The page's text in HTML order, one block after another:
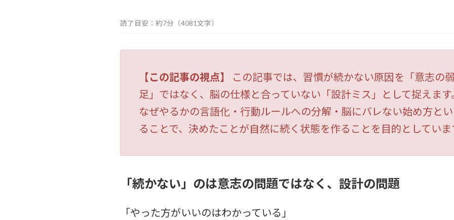
読了目安：約7分（4081文字）
【この記事の視点】
この記事では、習慣が続かない原因を「意志の
足」ではなく、脳の仕様と合っていない「設計ミス」として捉えます
なぜやるかの言語化・行動ルールへの分解・脳にバレない始め方と
ることで、決めたことが自然に続く状態を作ることを目的としていま
「続かない」のは意志の問題ではなく、設計の問題
「やった方がいいのはわかっている」